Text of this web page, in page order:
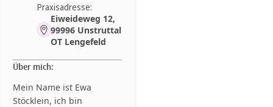
Praxisadresse:
Eiweideweg 12,
99996 Unstruttal
OT Lengefeld
Über mich:
Mein Name ist Ewa
Stöcklein, ich bin